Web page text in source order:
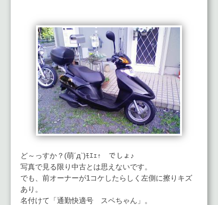
ど～っすか？(萌´д`)ﾓｴｪ↑ でしょ♪
写真で見る限り中古とは思えないです。
でも、前オーナーが1コケしたらしく左側に擦りキズ
あり。
名付けて「通勤快適号 スペちゃん」。